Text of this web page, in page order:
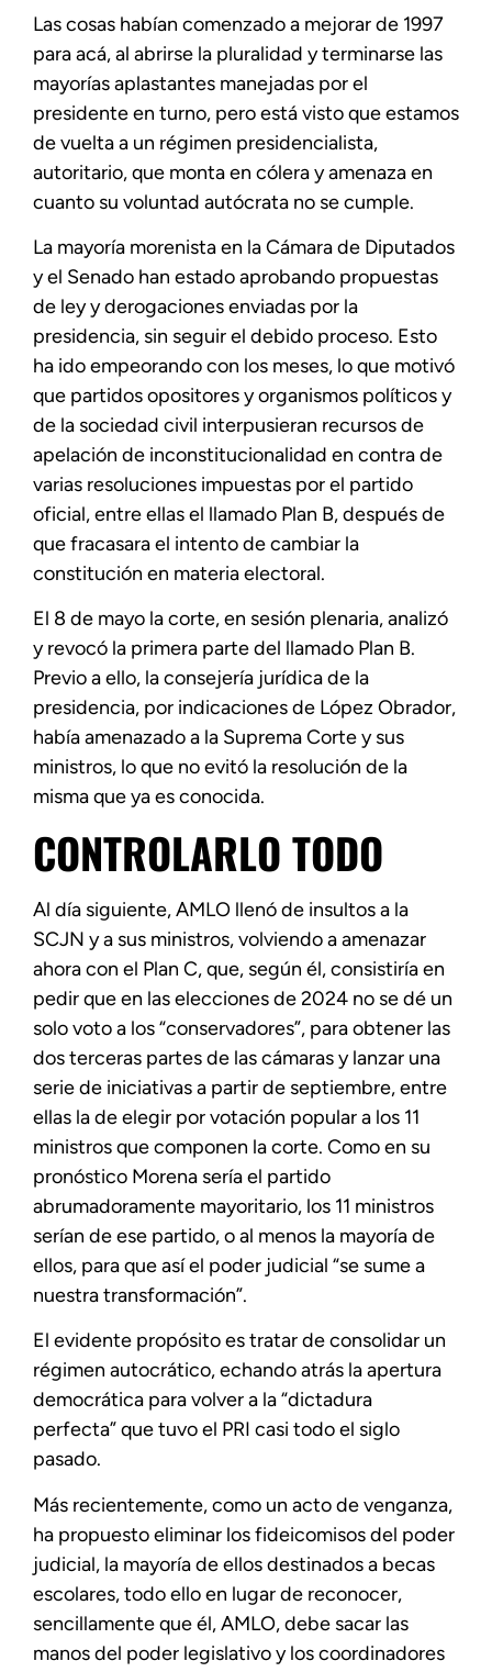
Las cosas habían comenzado a mejorar de 1997
para acá, al abrirse la pluralidad y terminarse las
mayorías aplastantes manejadas por el
presidente en turno, pero está visto que estamos
de vuelta a un régimen presidencialista,
autoritario, que monta en cólera y amenaza en
cuanto su voluntad autócrata no se cumple.
La mayoría morenista en la Cámara de Diputados
y el Senado han estado aprobando propuestas
de ley y derogaciones enviadas por la
presidencia, sin seguir el debido proceso. Esto
ha ido empeorando con los meses, lo que motivó
que partidos opositores y organismos políticos y
de la sociedad civil interpusieran recursos de
apelación de inconstitucionalidad en contra de
varias resoluciones impuestas por el partido
oficial, entre ellas el llamado Plan B, después de
que fracasara el intento de cambiar la
constitución en materia electoral.
El 8 de mayo la corte, en sesión plenaria, analizó
y revocó la primera parte del llamado Plan B.
Previo a ello, la consejería jurídica de la
presidencia, por indicaciones de López Obrador,
había amenazado a la Suprema Corte y sus
ministros, lo que no evitó la resolución de la
misma que ya es conocida.
CONTROLARLO TODO
Al día siguiente, AMLO llenó de insultos a la
SCJN y a sus ministros, volviendo a amenazar
ahora con el Plan C, que, según él, consistiría en
pedir que en las elecciones de 2024 no se dé un
solo voto a los “conservadores”, para obtener las
dos terceras partes de las cámaras y lanzar una
serie de iniciativas a partir de septiembre, entre
ellas la de elegir por votación popular a los 11
ministros que componen la corte. Como en su
pronóstico Morena sería el partido
abrumadoramente mayoritario, los 11 ministros
serían de ese partido, o al menos la mayoría de
ellos, para que así el poder judicial “se sume a
nuestra transformación”.
El evidente propósito es tratar de consolidar un
régimen autocrático, echando atrás la apertura
democrática para volver a la “dictadura
perfecta” que tuvo el PRI casi todo el siglo
pasado.
Más recientemente, como un acto de venganza,
ha propuesto eliminar los fideicomisos del poder
judicial, la mayoría de ellos destinados a becas
escolares, todo ello en lugar de reconocer,
sencillamente que él, AMLO, debe sacar las
manos del poder legislativo y los coordinadores